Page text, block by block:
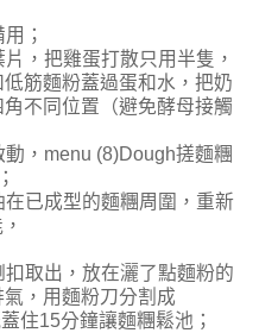
；
，把雞蛋打散只用半隻，
筋麵粉蓋過蛋和水，把奶
不同位置（避免酵母接觸
，menu (8)Dough搓麵糰
已成型的麵糰周圍，重新
取出，放在灑了點麵粉的
，用麵粉刀分割成
住15分鐘讓麵糰鬆池；